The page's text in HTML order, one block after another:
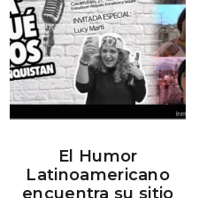
El Humor
Latinoamericano
encuentra su sitio